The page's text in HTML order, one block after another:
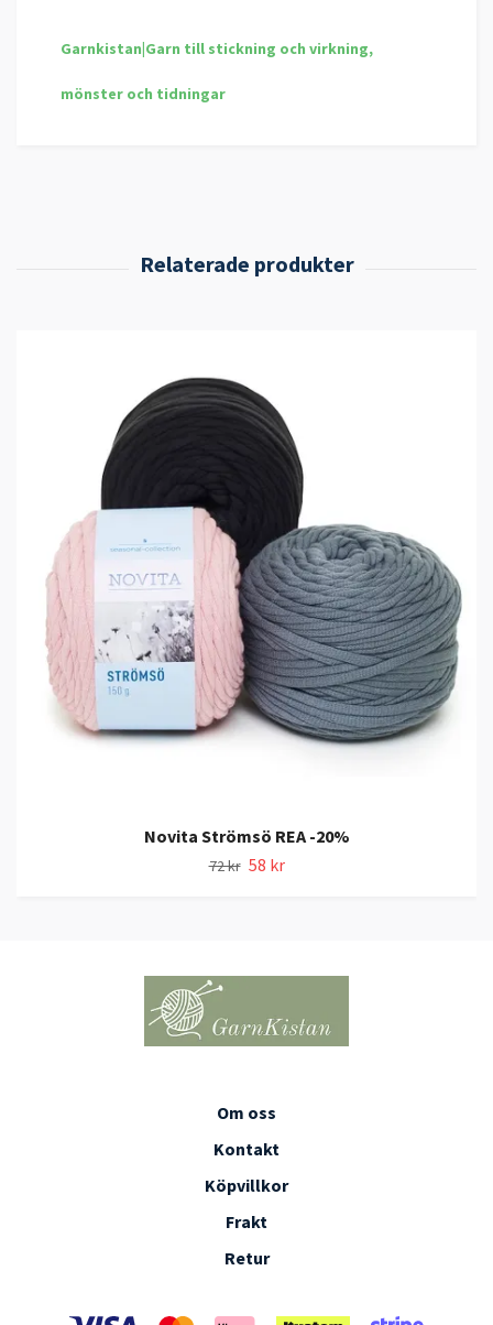
Garnkistan|Garn till stickning och virkning,
mönster och tidningar
Novita Strömsö REA -20%
72 kr 58 kr
Om oss
Kontakt
Köpvillkor
Frakt
Retur